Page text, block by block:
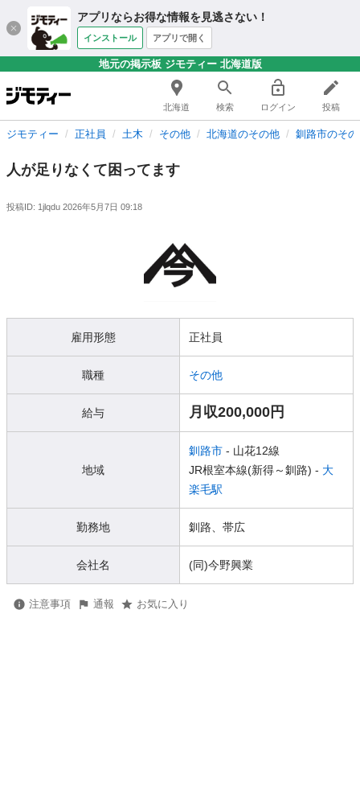
アプリならお得な情報を見逃さない！
インストール アプリで開く
地元の掲示板 ジモティー 北海道版
北海道 検索 ログイン 投稿
ジモティー 正社員 土木 その他 北海道のその他 釧路市のそ
人が足りなくて困ってます
投稿ID: 1jlqdu 2026年5月7日 09:18
雇用形態 正社員
職種 その他
給与 月収200,000円
地域
釧路市 - 山花12線
JR根室本線(新得～釧路) - 大
楽毛駅
勤務地 釧路、帯広
会社名 (同)今野興業
注意事項 通報 お気に入り